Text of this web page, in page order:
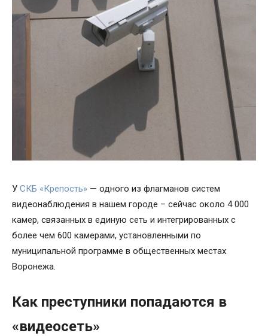
У СКБ «Крепость» — одного из флагманов систем
видеонаблюдения в нашем городе – сейчас около 4 000
камер, связанных в единую сеть и интегрированных с
более чем 600 камерами, установленными по
муниципальной программе в общественных местах
Воронежа.
Как преступники попадаются в
«видеосеть»